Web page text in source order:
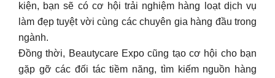
kiện, bạn sẽ có cơ hội trải nghiệm hàng loạt dịch vụ
làm đẹp tuyệt vời cùng các chuyên gia hàng đầu trong
ngành.
Đồng thời, Beautycare Expo cũng tạo cơ hội cho bạn
gặp gỡ các đối tác tiềm năng, tìm kiếm nguồn hàng